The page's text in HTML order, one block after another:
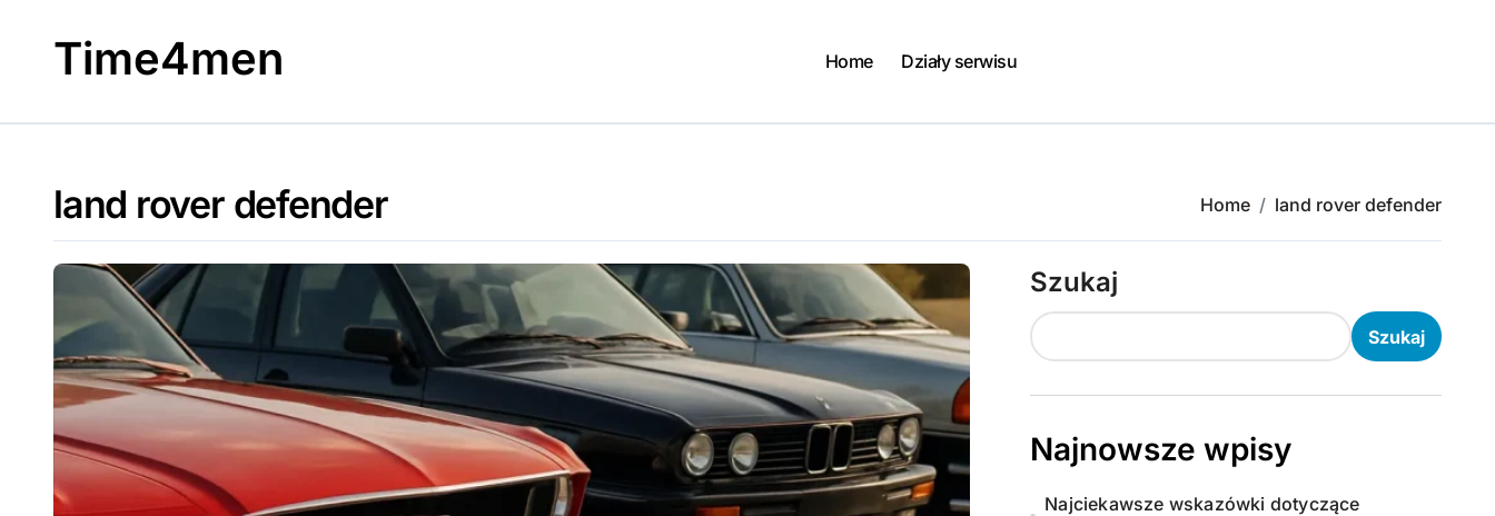
Time4men Home Działy serwisu
land rover defender Home land rover defender
Szukaj
Szukaj
Najnowsze wpisy
Najciekawsze wskazówki dotyczące